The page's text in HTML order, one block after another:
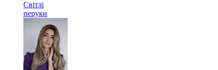
Світлі
перуки